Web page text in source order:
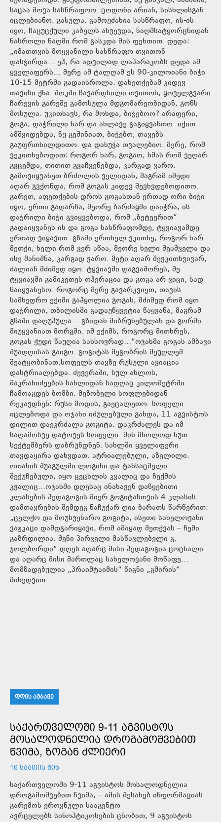
საცაა მოვა სასწრაფოო. ცოდონი არიან, სისხლისგან
იცლებიანო. გასულა. გამოუძახია სასწრაფო, ის-ის
იყო, ჩაცუცქული კაბელს ახვევდა, ნაღმსატყორცნიდან
ნასროლი ნაღმი რომ გასკდა მის ფეხთით. დედა:
„იმათთვის მოყვანილი სასწრაფო თვითონ
დასჭირდა… ეჰ, რა ადვილად ლაპარაკობს დედა ამ
ყველაფერს… მერე ამ ტალღამ ეს 90-კილოიანი ბიჭი
10-15 მეტრში გადაისროლა. დახეთქებამ კიდევ
თავისი ქნა. შოკში ჩავარდნილი თვითონ, ყოველგვარი
ჩარევის გარეშე გამოსულა მდგომარეობიდან, გონს
მოსულა. უკითხავს, რა მოხდა, ბიჭებოო? არაფერი,
გოგა, დაჭრილი ხარ და ახლავე გაგიყვანთო. იქით
ამშვიდებდა, ნუ გეშინიათ, ბიჭებო, თავებს
გაუფრთხილდითო. და დახუჭა თვალებიო. მერე, რომ
ვეკითხებოდით: როგორ ხარ, გოგაო, ხმას რომ ვეღარ
გვცემდა, თითით გვაჩვენებდა, კარგად ვარო.
გამოვიყვანეთ ბრძოლის ველიდან, მაგრამ იმედი
აღარ გვქონდა, რომ გოგას კიდევ შევხვდებოდითო.
გარეთ, აფეთქების დროს გოგასთან ერთად ორი ბიჭი
იყო, ერთი გადარჩა, მეორე ბარძაყში დაიჭრა, ის
დაჭრილი ბიჭი გვიყვებოდა, რომ „ბეტეერით“
გადაიყვანეს ის და გოგა სასწრაფომდე, ტყვიავამდე
ერთად ვიყავით. გზაში ერთხელ ვკითხე, როგორ ხარ-
მეთქი, ხელი რომ ვერ აწია, მეორე ხელი შეაშველა და
ისე მანიშნა, კარგად ვარო. მეტი აღარ შევკითხვივარ,
ძალიან მძიმედ იყო. ტყვიავში დაგვაშორეს, მე
ტყვიავში გამიკეთეს ოპერაცია და გოგა არ ვიცი, სად
წაიყვანესო. როგორც მერე გავარკვიეთ, თავის
სამხედრო ექიმი გაჰყოლია გოგას, მძიმედ რომ იყო
დაჭრილი, თბილისში გადაუწყვეტია წაყვანა, მაგრამ
გზაში დაღუპულა… გზიდან მიბრუნებულან და გორში
მიუყვანიათ მორგში. იმ ექიმს, როგორც მითხრეს,
გოგას ქუდი წაუღია სახსოვრად…“ოჯახმა გოგას ამბავი
შუადღისას გაიგო. გოგიტას მეგობრის მეუღლემ
შეატყობინათ.სოფელს თავზე რუსული ავიაცია
დასტრიალებდა. ძევერაში, სულ ახლოს,
მაკრახიძეების სახლიდან სადღაც კილომეტრში
ჩამოაგდეს ბომბი. მეზობელი სოფლებიდან
რეკავდნენ: რუსი მოდის, გაეცალეთო. სოფელი
იცლებოდა და ოჯახი იძულებული გახდა, 11 აგვისტოს
დილით დაეკრძალა გოგიტა. დაკრძალეს და იმ
საღამოსვე დატოვეს სოფელი. შინ მხოლოდ ხუთ
სექტემბერს დაბრუნდნენ. სახლში ყველაფერი
თავდაყირა დახვდათ. ატრიალებული, აზელილი.
ოთახის შუაგულში ლოგინი და ტანსაცმელი –
შექუჩებული, იყო ცეცხლის კვალიც და ჩექმის
კვალიც…ოჯახში დღესაც ინახავენ დაწყებითი
კლასების პედაგოგის მიერ გოგიტასთვის 4 კლასის
დამთავრების შემდეგ ნაჩუქარ ღია ბარათს წარწერით:
„ცელქო და მოუსვენარო გოგიტა, ისეთი სახელოვანი
ვაჟკაცი დამდგარიყავი, რომ ამაყად მეთქვას – ჩემი
გაზრდილია. შენი პირველი მასწავლებელი გ.
ჯოლბორდი“.დღეს აღარც მისი პედაგოგია ცოცხალი
და აღარც მისი მართლაც სახელოვანი მოწაფე…
მომზადებულია „პრაიმტაიმის“ წიგნი „გმირის“
მიხედვით.
ᲓᲦᲘᲡ ᲐᲛᲑᲐᲕᲘ
ᲡᲐᲥᲐᲠᲗᲕᲔᲚᲝᲨᲘ 9-11 ᲐᲒᲕᲘᲡᲢᲝᲡ
ᲛᲝᲡᲐᲚᲝᲓᲜᲔᲚᲘᲐ ᲓᲠᲝᲒᲐᲛᲝᲨᲕᲔᲑᲘᲗ
ᲬᲕᲘᲛᲐ, ᲖᲝᲒᲐᲜ ᲫᲚᲘᲔᲠᲘ
16 ᲡᲐᲐᲗᲘᲡ ᲬᲘᲜ
საქართველოში 9-11 აგვისტოს მოსალოდნელია
დროგამოშვებით წვიმა, – ამის შესახებ ინფორმაციას
გარემოს ეროვნული სააგენტო
ავრცელებს.სინოპტიკოსების ცნობით, 9 აგვისტოს